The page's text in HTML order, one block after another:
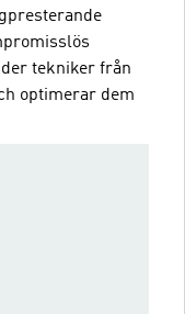
tekniker från
optimerar dem